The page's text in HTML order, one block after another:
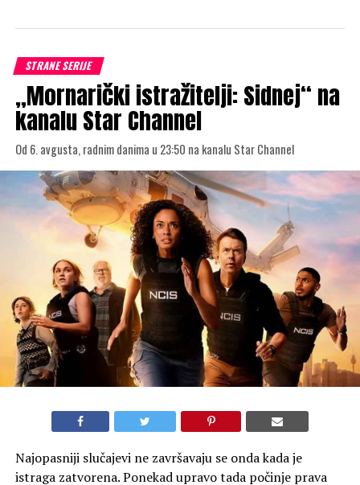
Doživite vrelu atmosferu egzotičnog ostrva Martinik gde
se pod tropskim suncem i tirkiznim morem kriju
najkomplikovanije kriminalističke zagonetke. Istinski
ljubitelji mediteranskog šarma i napetih policijskih istraga
večeras imaju odličan razlog da ostanu uz male ekrane, jer
u 22:05 na kanalu Star Crime stiže premijerna epizoda
popularne francuske serije „Smrtonosni tropi“ (oznaka
12++).
U sedmoj epizodi sedme sezone, harizmatične detektivke
Melisa Sent-Roz i Gajet Čerini suočavaju se sa novim,
izuzetno zamršenim slučajem ubistva koje potresa lokalnu
zajednicu. Dok idilični pejzaži stvaraju privid mira, iza
različite, ali briljantne istražiteljke moraju da usklade svoje
Epizoda donosi vrhunsku napetost, neočekivane preokrete
i duboko kopanje po tajnama ostrvske elite, gde svako ima